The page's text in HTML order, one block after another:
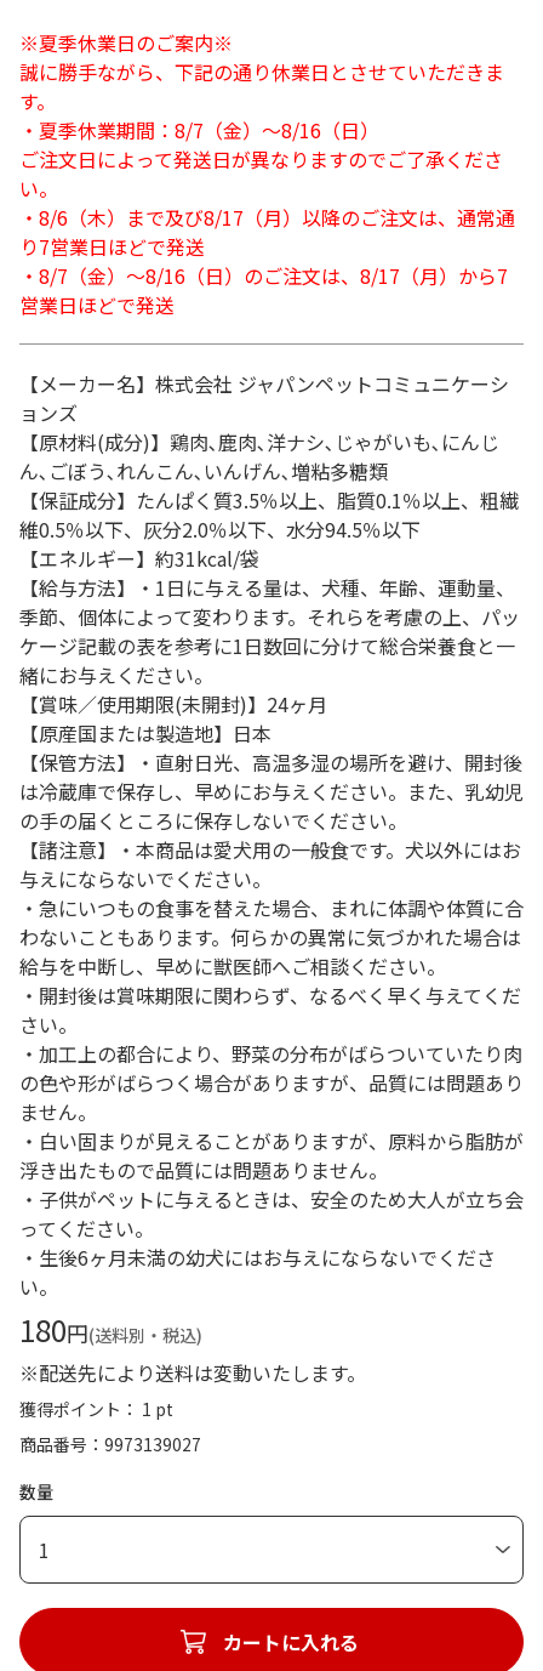
※夏季休業日のご案内※
誠に勝手ながら、下記の通り休業日とさせていただきま
す。
・夏季休業期間：8/7（金）～8/16（日）
ご注文日によって発送日が異なりますのでご了承くださ
い。
・8/6（木）まで及び8/17（月）以降のご注文は、通常通
り7営業日ほどで発送
・8/7（金）～8/16（日）のご注文は、8/17（月）から7
営業日ほどで発送
【メーカー名】株式会社 ジャパンペットコミュニケーシ
ョンズ
【原材料(成分)】鶏肉､鹿肉､洋ナシ､じゃがいも､にんじ
ん､ごぼう､れんこん､いんげん､増粘多糖類
【保証成分】たんぱく質3.5％以上、脂質0.1％以上、粗繊
維0.5％以下、灰分2.0％以下、水分94.5％以下
【エネルギー】約31kcal/袋
【給与方法】・1日に与える量は、犬種、年齢、運動量、
季節、個体によって変わります。それらを考慮の上、パッ
ケージ記載の表を参考に1日数回に分けて総合栄養食と一
緒にお与えください。
【賞味／使用期限(未開封)】24ヶ月
【原産国または製造地】日本
【保管方法】・直射日光、高温多湿の場所を避け、開封後
は冷蔵庫で保存し、早めにお与えください。また、乳幼児
の手の届くところに保存しないでください。
【諸注意】・本商品は愛犬用の一般食です。犬以外にはお
与えにならないでください。
・急にいつもの食事を替えた場合、まれに体調や体質に合
わないこともあります。何らかの異常に気づかれた場合は
給与を中断し、早めに獣医師へご相談ください。
・開封後は賞味期限に関わらず、なるべく早く与えてくだ
さい。
・加工上の都合により、野菜の分布がばらついていたり肉
の色や形がばらつく場合がありますが、品質には問題あり
ません。
・白い固まりが見えることがありますが、原料から脂肪が
浮き出たもので品質には問題ありません。
・子供がペットに与えるときは、安全のため大人が立ち会
ってください。
・生後6ヶ月未満の幼犬にはお与えにならないでくださ
い。
180円(送料別・税込)
※配送先により送料は変動いたします。
獲得ポイント： 1 pt
商品番号
9973139027
数量
1
カートに入れる